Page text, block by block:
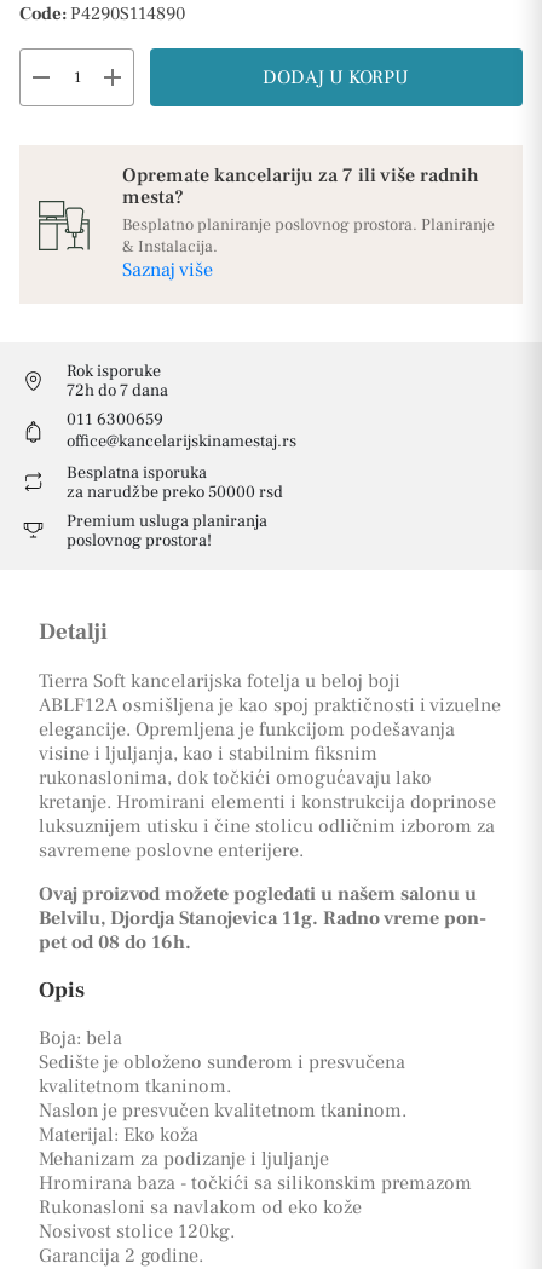
Code: P4290S114890
remove add DODAJ U KORPU
Opremate kancelariju za 7 ili više radnih
mesta?
Besplatno planiranje poslovnog prostora. Planiranje
& Instalacija.
Saznaj više
Rok isporuke
72h do 7 dana
011 6300659
office@kancelarijskinamestaj.rs
Besplatna isporuka
za narudžbe preko 50000 rsd
Premium usluga planiranja
poslovnog prostora!
Detalji
Tierra Soft kancelarijska fotelja u beloj boji
ABLF12A osmišljena je kao spoj praktičnosti i vizuelne
elegancije. Opremljena je funkcijom podešavanja
visine i ljuljanja, kao i stabilnim fiksnim
rukonaslonima, dok točkići omogućavaju lako
kretanje. Hromirani elementi i konstrukcija doprinose
luksuznijem utisku i čine stolicu odličnim izborom za
savremene poslovne enterijere.
Ovaj proizvod možete pogledati u našem salonu u
Belvilu, Djordja Stanojevica 11g. Radno vreme pon-
pet od 08 do 16h.
Opis
Boja: bela
Sedište je obloženo sunđerom i presvučena
kvalitetnom tkaninom.
Naslon je presvučen kvalitetnom tkaninom.
Materijal: Eko koža
Mehanizam za podizanje i ljuljanje
Hromirana baza - točkići sa silikonskim premazom
Rukonasloni sa navlakom od eko kože
Nosivost stolice 120kg.
Garancija 2 godine.